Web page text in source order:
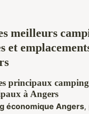
meilleurs
et
principaux
à Angers
économique Angers,